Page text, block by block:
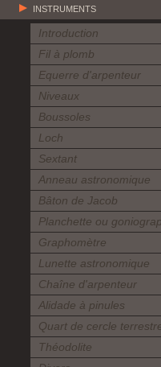
INSTRUMENTS
Introduction
Fil à plomb
Equerre d'arpenteur
Niveaux
Boussoles
Loch
Sextant
Anneau astronomique
Bâton de Jacob
Planchette ou
Graphomètre
Lunette astronomique
Chaîne d'arpenteur
Alidade à pinules
Quart de cercle
Théodolite